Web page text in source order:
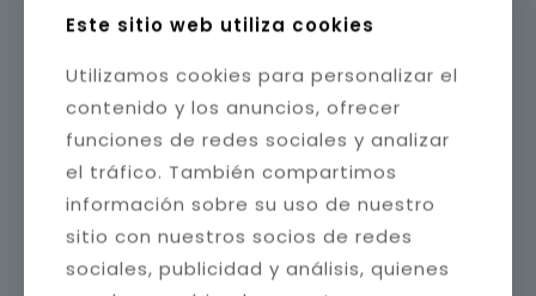
Este sitio web utiliza cookies
Utilizamos cookies para personalizar el
contenido y los anuncios, ofrecer
funciones de redes sociales y analizar
el tráfico. También compartimos
información sobre su uso de nuestro
sitio con nuestros socios de redes
sociales, publicidad y análisis, quienes